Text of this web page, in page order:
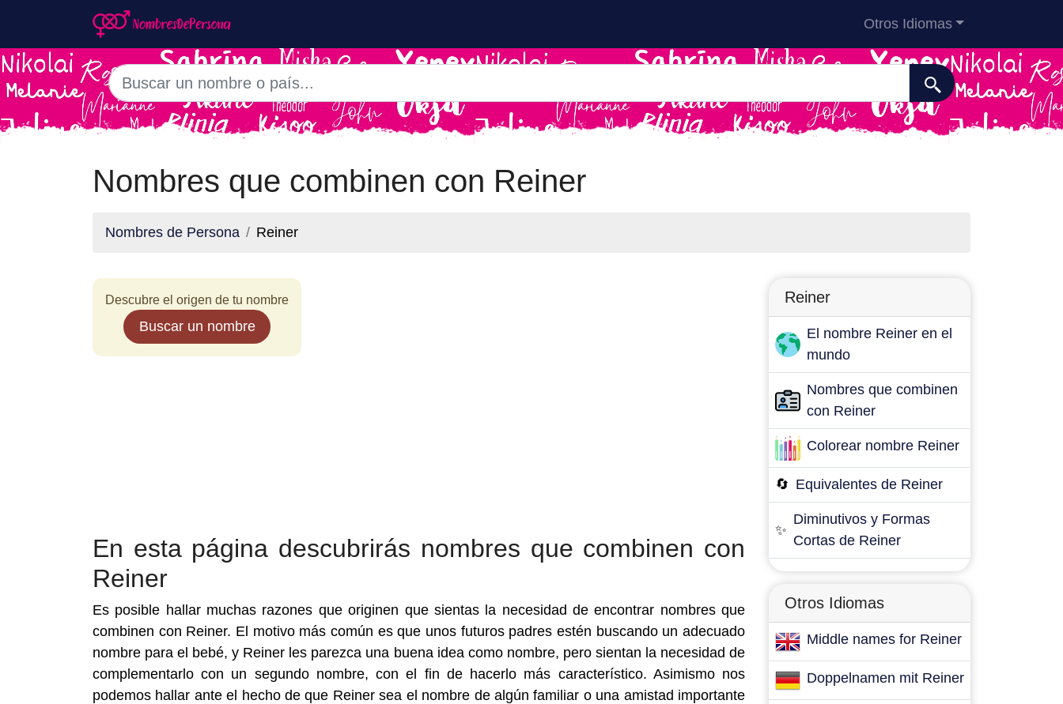
Otros Idiomas
Nombres que combinen con Reiner
Nombres de Persona Reiner
Descubre el origen de tu nombre
Buscar un nombre
En esta página descubrirás nombres que combinen con
Reiner
Es posible hallar muchas razones que originen que sientas la necesidad de encontrar nombres que
combinen con Reiner. El motivo más común es que unos futuros padres estén buscando un adecuado
nombre para el bebé, y Reiner les parezca una buena idea como nombre, pero sientan la necesidad de
complementarlo con un segundo nombre, con el fin de hacerlo más característico. Asimismo nos
podemos hallar ante el hecho de que Reiner sea el nombre de algún familiar o una amistad importante
Reiner
El nombre Reiner en el
mundo
Nombres que combinen
con Reiner
Colorear nombre Reiner
🔄 Equivalentes de Reiner
✨
Diminutivos y Formas
Cortas de Reiner
Otros Idiomas
Middle names for Reiner
Doppelnamen mit Reiner